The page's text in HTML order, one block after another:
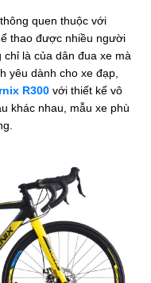
quen thuộc với
thao được nhiều người
là của dân đua xe mà
yêu dành cho xe đạp,
R300 với thiết kế vô
khác nhau, mẫu xe phù